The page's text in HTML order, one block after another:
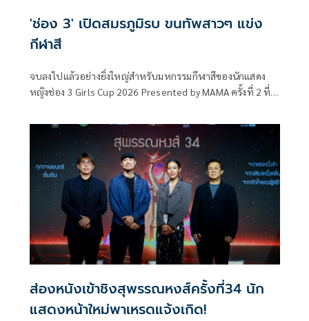
'ช่อง 3' เปิดสมรภูมิรบ ขนทัพสาวๆ แข่ง
กีฬาสี
จบลงไปแล้วอย่างยิ่งใหญ่สำหรับมหกรรมกีฬาสีของนักแสดง
หญิงช่อง 3 Girls Cup 2026 Presented by MAMA ครั้งที่ 2 ที่
คน มาร่วมสร้างสีสันทั้งการแข่งขันกีฬา เกมสุดสร้างสรรค์ และ
โชว์สุดอลังการ ท่ามกลางแฟนคลับที่ยกกองเชียร์มาแน่นฮอลล์
ส่งเสียงเชียร์กันสนั่นตั้งแต่เปิดงานขนงานปิด
ส่องหนังเข้าชิงสุพรรณหงส์ครั้งที่34 นัก
แสดงหน้าใหม่พาเหรดแจ้งเกิด!